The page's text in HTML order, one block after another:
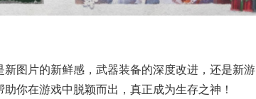
图片的新鲜感，武器装备的深度改进，还是新游
你在游戏中脱颖而出，真正成为生存之神！